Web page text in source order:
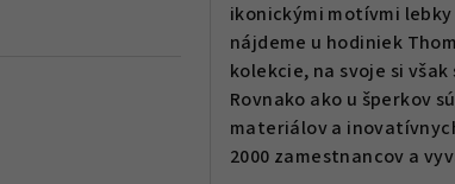
ikonickými motívmi lebky
nájdeme u hodiniek
kolekcie, na svoje si
Rovnako ako u šperkov
materiálov a
2000 zamestnancov a